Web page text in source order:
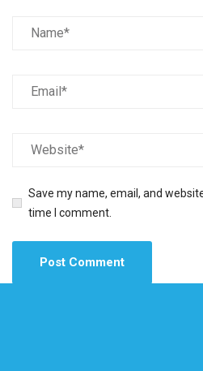
Save my name, email, and
time I comment.